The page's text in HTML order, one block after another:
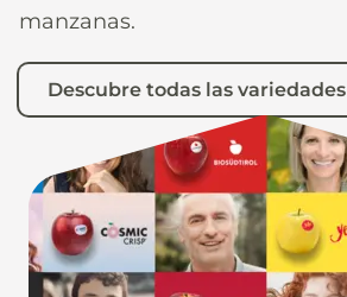
manzanas.
Descubre todas las variedades